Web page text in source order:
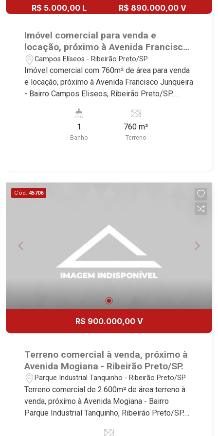
R$ 5.000,00 L R$ 890.000,00 V
Imóvel comercial para venda e
locação, próximo à Avenida Francisco
Junqueira - Ribeirão Preto/SP.
Campos Elíseos - Ribeirão Preto/SP
Imóvel comercial com 760m² de área para venda
e locação, próximo à Avenida Francisco Junqueira
- Bairro Campos Eliseos, Ribeirão Preto/SP.
Martinelli Imobiliária selecionou para você: -
760m² de área terreno - Esquina - W.C - Cozinha -
Sala - Ideal para estacionamento Martinelli
Boa Vista | Ribeirão Preto.
1
Banho
760 m²
Terreno
Cód. 45706
R$ 900.000,00 V
Terreno comercial à venda, próximo à
Avenida Mogiana - Ribeirão Preto/SP.
Parque Industrial Tanquinho - Ribeirão Preto/SP
Terreno comercial de 2.600m² de área terreno à
venda, próximo à Avenida Mogiana - Bairro
Parque Industrial Tanquinho, Ribeirão Preto/SP.